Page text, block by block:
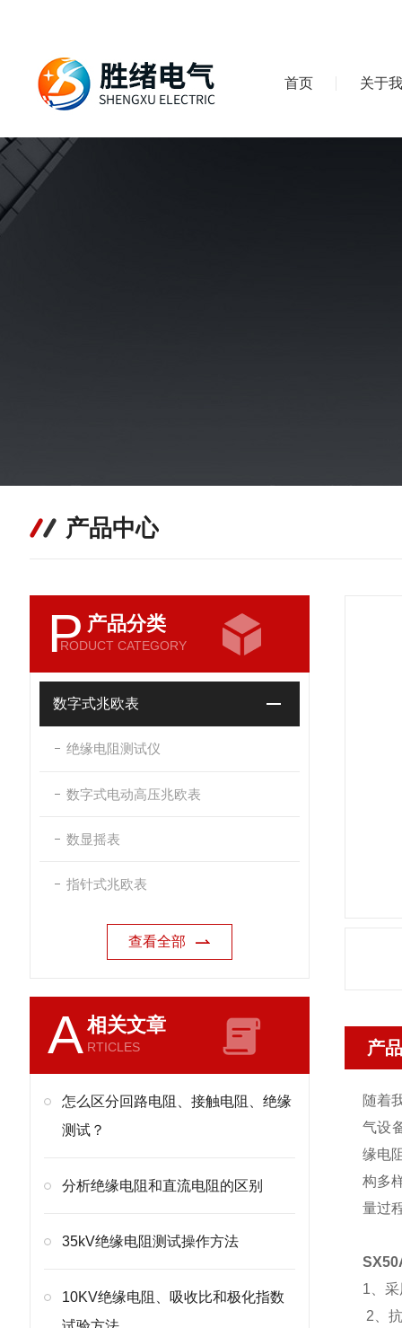
首页 关于
产品中心
P 产品分类
RODUCT CATEGORY
数字式兆欧表
绝缘电阻测试仪
数字式电动高压兆欧表
数显摇表
指针式兆欧表
查看全部
A相关文章
RTICLES
怎么区分回路电阻、接触电阻、绝缘
测试？
分析绝缘电阻和直流电阻的区别
35kV绝缘电阻测试操作方法
10KV绝缘电阻、吸收比和极化指数
产
随着
气设
缘电
构多
量过
1、
2、